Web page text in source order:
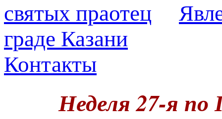
граде Казани
Контакты
Неделя 27-я